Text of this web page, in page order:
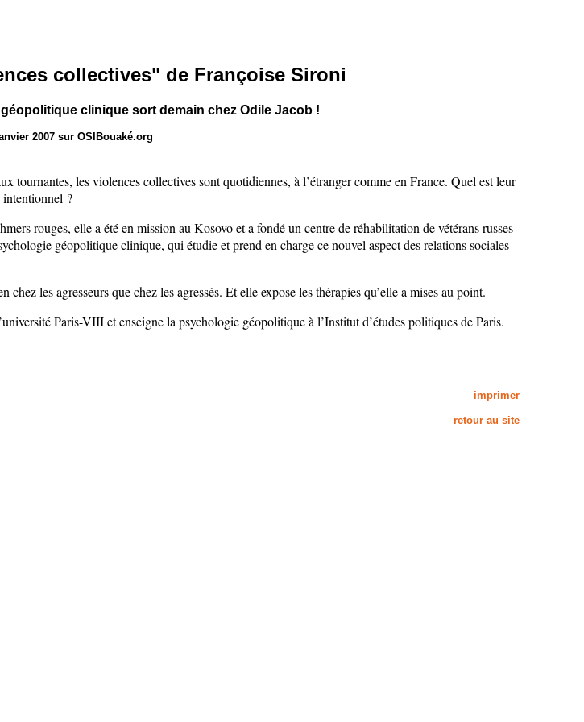
collectives" de Françoise Sironi
clinique sort demain chez Odile Jacob !
2007 sur OSIBouaké.org
tournantes, les violences collectives sont quotidiennes, à l’étranger comme en France. Quel est leur
intentionnel ?
rouges, elle a été en mission au Kosovo et a fondé un centre de réhabilitation de vétérans russes
géopolitique clinique, qui étudie et prend en charge ce nouvel aspect des relations sociales
les agresseurs que chez les agressés. Et elle expose les thérapies qu’elle a mises au point.
Paris-VIII et enseigne la psychologie géopolitique à l’Institut d’études politiques de Paris.
imprimer
retour au site